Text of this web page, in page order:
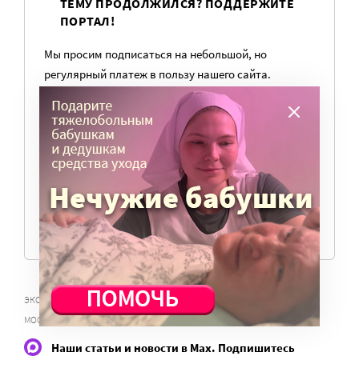
ТЕМУ ПРОДОЛЖИЛСЯ? ПОДДЕРЖИТЕ
ПОРТАЛ!
Мы просим подписаться на небольшой, но
регулярный платеж в пользу нашего сайта.
Милосердие.ru работает благодаря добровольным
пожертвованиям наших читателей. На
командировки, съемки, зарплаты редакторов,
журналистов и техническую поддержку сайта
нужны средства.
ПОМОЧЬ ПОРТАЛУ
ЭКСПЕРТЫ ПО БЛАГОТВОРИТЕЛЬНОСТИ
МОСКВЫ ДЛЯ НКО 2017
Наши статьи и новости в Max. Подпишитесь